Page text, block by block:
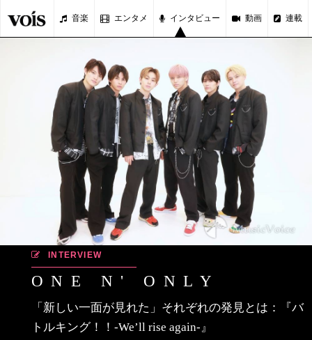
音楽 エンタメ インタビュー 動画 連載
INTERVIEW
ONE N' ONLY
「新しい一面が見れた」それぞれの発見とは：『バ
トルキング！！-We’ll rise again-』